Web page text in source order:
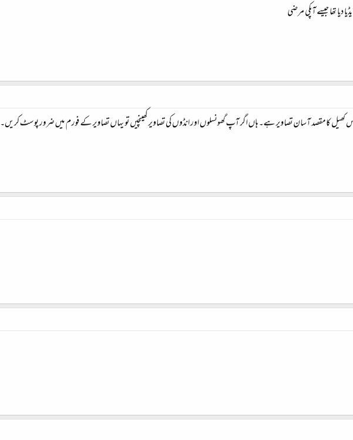
دیا تھا جیسے آپکی مرضی
کھیل کا مقصد آسان تصاویر ہے۔ ہاں اگر آپ گھونسلوں اور انڈوں کی تصاویر کھینچیں تو یہاں تصاویر کے فورم میں ضرور پوسٹ کریں۔